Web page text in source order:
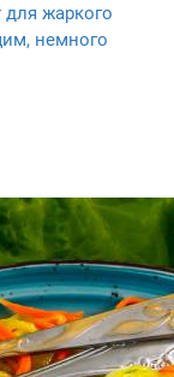
для жаркого
немного